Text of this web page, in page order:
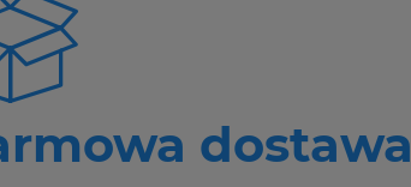
dostawa